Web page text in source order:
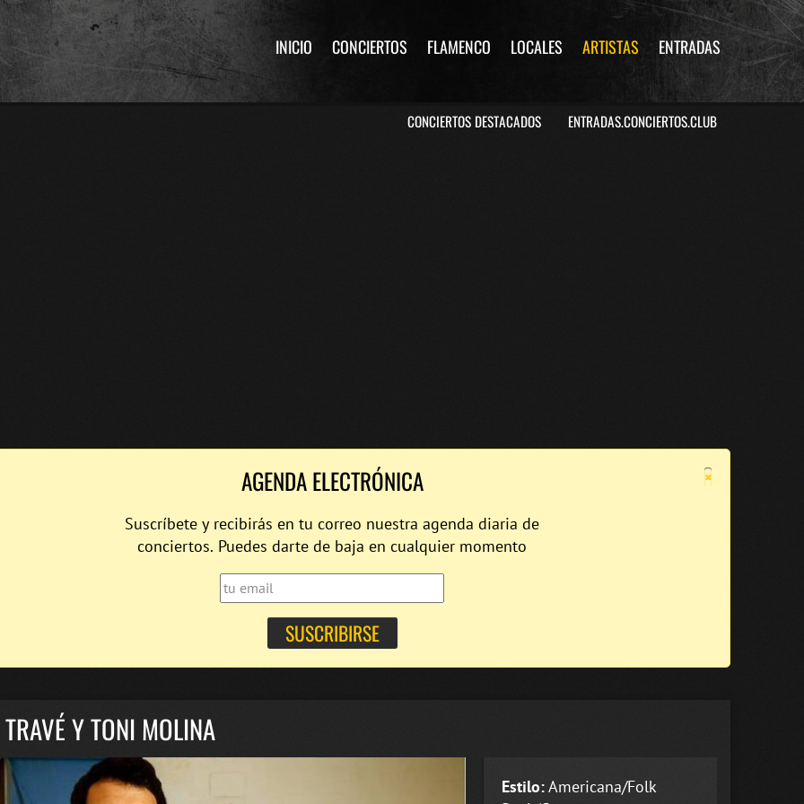
INICIO CONCIERTOS FLAMENCO LOCALES ARTISTAS ENTRADAS
CONCIERTOS DESTACADOS ENTRADAS.CONCIERTOS.CLUB
×
AGENDA ELECTRÓNICA
Suscríbete y recibirás en tu correo nuestra agenda diaria de
conciertos. Puedes darte de baja en cualquier momento
Y TONI MOLINA
Estilo:Americana/Folk